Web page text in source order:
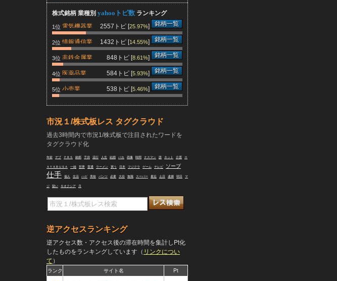
株式銘柄 業種別 yahooトピ数 ランキング
1位 電気機器業 2557トピ [25.97%] 銘柄一覧
2位 情報通信業 1432トピ [14.55%] 銘柄一覧
3位 非鉄金属業 848トピ [8.61%] 銘柄一覧
4位 医薬品業 584トピ [5.93%] 銘柄一覧
5位 小売業 538トピ [5.46%] 銘柄一覧
市況１/株式板レス タグクラウド
過去3時間内で市況1/株式板で注目されたワードを
タグクラウド化
年前 デブ ＰＢＳ 銘柄 子供 流行 人生 結婚 バカ 画像 時間 ナスマン 誰 ネット 介護 Ｈ
ＡＹＡＢＵＳＡ 一緒 世界 普通 ラーメン 買う 日本 フジクラ ゲーム テレビ ソープ
仕手 個人 生活 ハゲ 美味 パンツ 必要 大谷 無職 スーパー 最近 土日 逮捕 明日 マ
ジ 疑い キオクシア 月
逆アクセスランキング
逆アクセス数・アクセス後の滞在時間を集計しPt化
したものをランキングしています（ リンクについ
て）
ランク サイト名 Pt